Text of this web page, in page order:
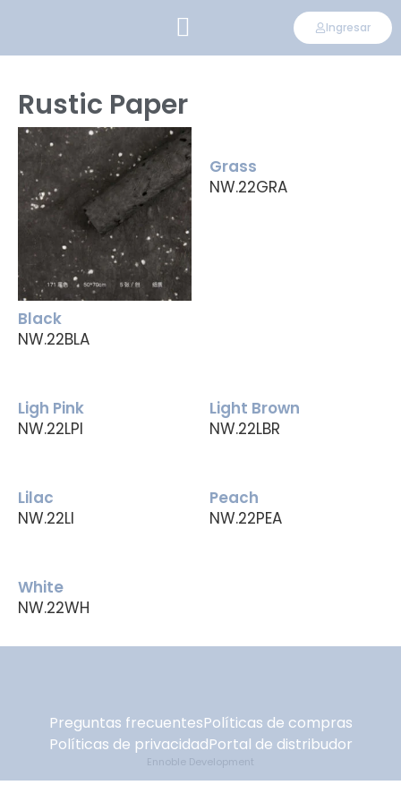
Ingresar
Rustic Paper
NW.22BLA
Black
NW.22GRA
Grass
NW.22LPI
Ligh Pink
NW.22LBR
Light Brown
NW.22LI
Lilac
NW.22PEA
Peach
NW.22WH
White
Preguntas frecuentesPolíticas de compras
Políticas de privacidadPortal de distribudor
Ennoble Development